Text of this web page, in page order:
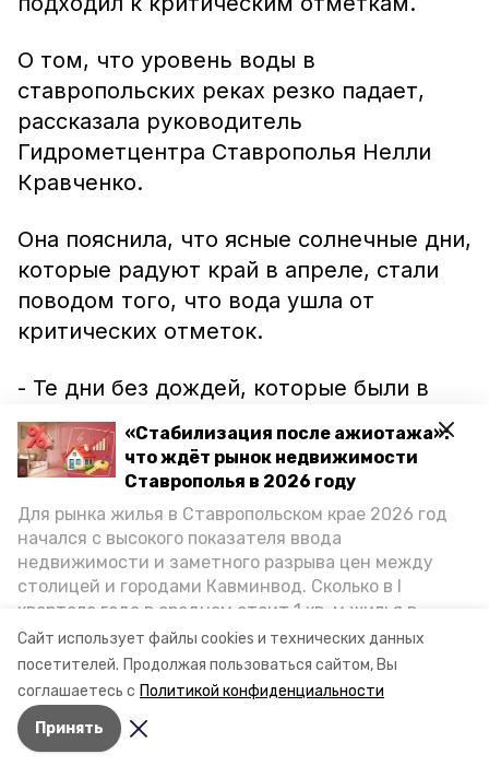
Сайт использует файлы cookies и технических данных
посетителей. Продолжая пользоваться сайтом, Вы
соглашаетесь с Политикой конфиденциальности
Принять
«Стабилизация после ажиотажа»:
что ждёт рынок недвижимости
Ставрополья в 2026 году
Для рынка жилья в Ставропольском крае 2026 год
начался с высокого показателя ввода
недвижимости и заметного разрыва цен между
столицей и городами Кавминвод. Сколько в I
квартале года в среднем стоит 1 кв. м жилья в
городах и округах региона, как изменился спрос на
первичку и вторичку, какова себестоимость
стройки собственного жилья в этом году и какие
прогнозы о стоимости квадратных метров дают
эксперты, выясняла корреспондент «Победы26».
О том, что уровень воды в
ставропольских реках резко падает,
рассказала руководитель
Гидрометцентра Ставрополья Нелли
Кравченко.
Она пояснила, что ясные солнечные дни,
которые радуют край в апреле, стали
поводом того, что вода ушла от
критических отметок.
- Те дни без дождей, которые были в
начале месяца, привели к тому, что
уровни воды на всех гидрологических
постах ниже неблагоприятных и
опасных отметок. Пошел резкий спад
воды во всех реках на территории
Ставропольского края, паводковая
ситуация достаточно спокойная, -
приводит слова метеоролога агентство
«ТАСС».
Авторы: Иван Ставропольский